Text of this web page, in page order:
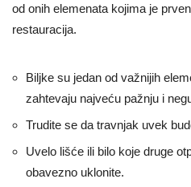
od onih elemenata kojima je
restauracija.
Biljke su jedan od važnijih
zahtevaju najveću pažnju i
Trudite se da travnjak uvek
Uvelo lišće ili bilo koje druge
obavezno uklonite.